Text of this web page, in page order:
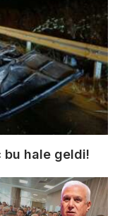
bu hale geldi!